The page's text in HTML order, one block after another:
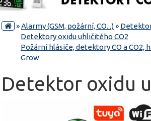
»Alarmy (GSM, požární, CO...)»
Detektory oxidu uhličitého CO2
Požární hlásiče, detektory CO a CO2,
Grow
Detektor oxidu